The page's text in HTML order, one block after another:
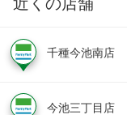
千種今池南店
今池三丁目店